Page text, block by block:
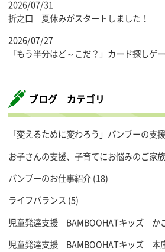
2026/07/31
折之口 夏休みがスタートしました！
2026/07/27
「もう半分はど～こだ？」カード探し
ブログ カテゴリ
「変えるために変わろう」バンブーの支
お子さんの支援、子育てにお悩みのご家
バンブーのお仕事紹介(18)
ライフバランス (5)
児童発達支援 BAMBOOHATキッズ か
児童発達支援 BAMBOOHATキッズ 本